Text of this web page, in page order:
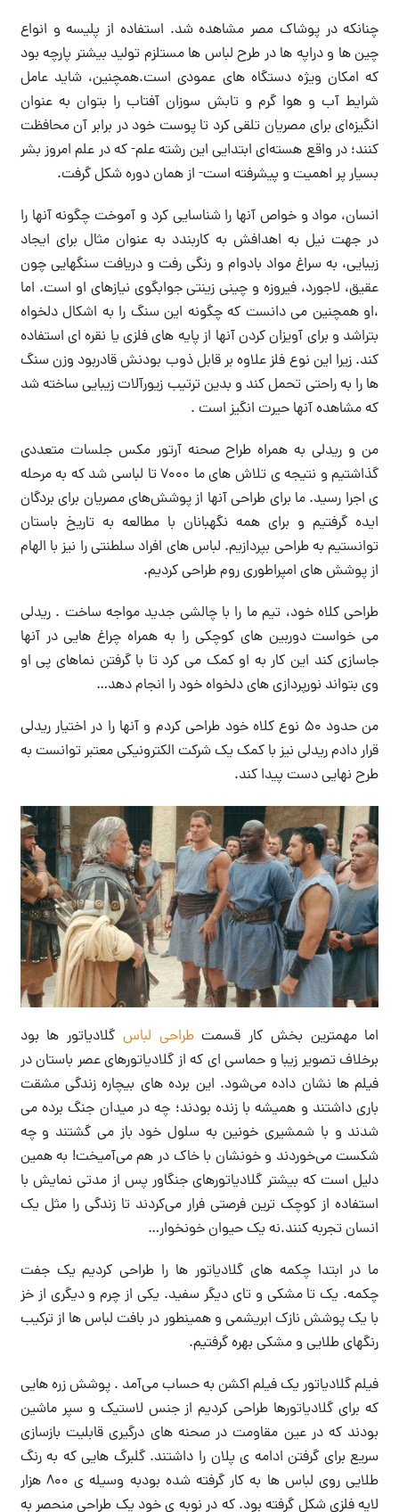
چنانکه در پوشاک مصر مشاهده شد. استفاده از پلیسه و انواع
چین ها و دراپه ها در طرح لباس ها مستلزم تولید بیشتر پارچه بود
که امکان ویژه دستگاه های عمودی است.همچنین، شاید عامل
شرایط آب و هوا گرم و تابش سوزان آفتاب را بتوان به عنوان
انگیزه‌ای برای مصریان تلقی کرد تا پوست خود در برابر آن محافظت
کنند؛ در واقع هسته‌ای ابتدایی این رشته علم- که در علم امروز بشر
بسیار پر اهمیت و پیشرفته است- از همان دوره شکل گرفت.
انسان، مواد و خواص آنها را شناسایی کرد و آموخت چگونه آنها را
در جهت نیل به اهدافش به کاربندد به عنوان مثال برای ایجاد
زیبایی، به سراغ مواد بادوام و رنگی رفت و دریافت سنگهایی چون
عقیق، لاجورد، فیروزه و چینی زینتی جوابگوی نیازهای او است. اما
،او همچنین می دانست که چگونه این سنگ را به اشکال دلخواه
بتراشد و برای آویزان کردن آنها از پایه های فلزی یا نقره ای استفاده
کند. زیرا این نوع فلز علاوه بر قابل ذوب بودنش قادربود وزن سنگ
ها را به راحتی تحمل کند و بدین ترتیب زیورآلات زیبایی ساخته شد
که مشاهده آنها حیرت انگیز است .
من و ریدلی به همراه طراح صحنه آرتور مکس جلسات متعددی
گذاشتیم و نتیجه ی تلاش های ما ۷۰۰۰ تا لباسی شد که به مرحله
ی اجرا رسید. ما برای طراحی آنها از پوشش‌های مصریان برای بردگان
ایده گرفتیم و برای همه نگهبانان با مطالعه به تاریخ باستان
توانستیم به طراحی بپردازیم. لباس های افراد سلطنتی را نیز با الهام
از پوشش های امپراطوری روم طراحی کردیم.
طراحی کلاه خود، تیم ما را با چالشی جدید مواجه ساخت . ریدلی
می خواست دوربین های کوچکی را به همراه چراغ هایی در آنها
جاسازی کند این کار به او کمک می کرد تا با گرفتن نماهای پی او
وی بتواند نورپردازی های دلخواه خود را انجام دهد…
من حدود ۵۰ نوع کلاه خود طراحی کردم و آنها را در اختیار ریدلی
قرار دادم ریدلی نیز با کمک یک شرکت الکترونیکی معتبر توانست به
طرح نهایی دست پیدا کند.
اما مهمترین بخش کار قسمتطراحی لباس گلادیاتور ها بود
برخلاف تصویر زیبا و حماسی ای که از گلادیاتورهای عصر باستان در
فیلم ها نشان داده می‌شود. این برده های بیچاره زندگی مشقت
باری داشتند و همیشه با زنده بودند؛ چه در میدان جنگ برده می
شدند و با شمشیری خونین به سلول خود باز می گشتند و چه
شکست می‌خوردند و خونشان با خاک در هم می‌آمیخت! به همین
دلیل است که بیشتر گلادیاتورهای جنگاور پس از مدتی نمایش با
استفاده از کوچک ترین فرصتی فرار می‌کردند تا زندگی را مثل یک
انسان تجربه کنند.نه یک حیوان خونخوار…
ما در ابتدا چکمه های گلادیاتور ها را طراحی کردیم یک جفت
چکمه. یک تا مشکی و تای دیگر سفید. یکی از چرم و دیگری از خز
با یک پوشش نازک ابریشمی و همینطور در بافت لباس ها از ترکیب
رنگهای طلایی و مشکی بهره گرفتیم.
فیلم گلادیاتور یک فیلم اکشن به حساب می‌آمد . پوشش زره هایی
که برای گلادیاتورها طراحی کردیم از جنس لاستیک و سپر ماشین
بودند که در عین مقاومت در صحنه های درگیری قابلیت بازسازی
سریع برای گرفتن ادامه ی پلان را داشتند. گلبرگ هایی که به رنگ
طلایی روی لباس ها به کار گرفته شده بودبه وسیله ی ۸۰۰ هزار
لایه فلزی شکل گرفته بود. که در نوبه ی خود یک طراحی منحصر به